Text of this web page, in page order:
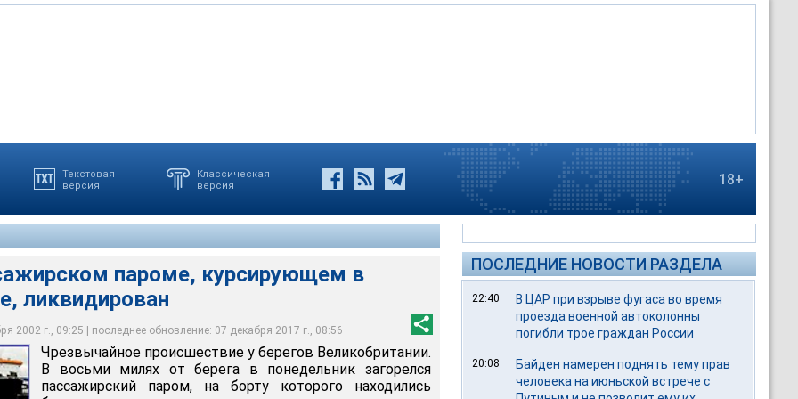
Текстовая
версия
Классическая
версия
18+
пароме, курсирующем в
ликвидирован
2002 г., 09:25 | последнее обновление: 07 декабря 2017 г., 08:56
в 13 км от берега, выйдя из Грейт-Ярмута
направлены спасательные вертолеты британских ВВС
Чрезвычайное происшествие у берегов Великобритании.
В восьми милях от берега в понедельник загорелся
пассажирский паром, на борту которого находились
ПОСЛЕДНИЕ НОВОСТИ РАЗДЕЛА
22:40
В ЦАР при взрыве фугаса во время
проезда военной автоколонны
погибли трое граждан России
20:08
Байден намерен поднять тему прав
человека на июньской встрече с